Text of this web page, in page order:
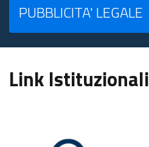
PUBBLICITA' LEGALE
Link Istituzionali